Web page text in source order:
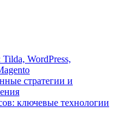
WordPress,
стратегии и
ключевые технологии